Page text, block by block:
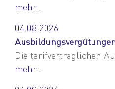
mehr...
04.08.2026
Die tarifvertraglichen
mehr...